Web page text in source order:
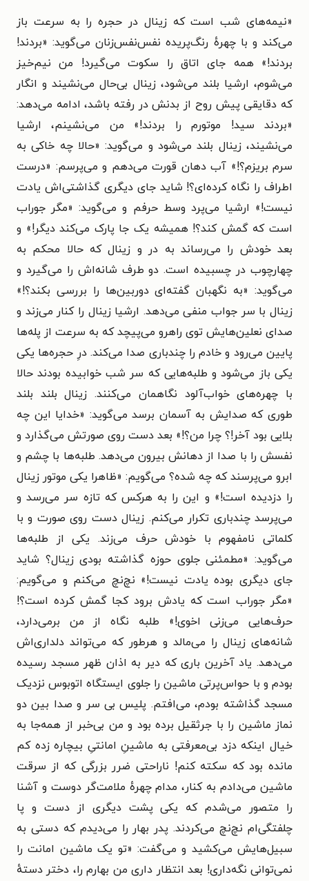
«نیمه‌های شب است که زینال در حجره را به سرعت باز
می‌کند و با چهرهٔ رنگ‌پریده نفس‌نفس‌زنان می‌گوید: «بردند!
بردند!» همه جای اتاق را سکوت می‌گیرد! من نیم‌خیز
می‌شوم، ارشیا بلند می‌شود، زینال بی‌حال می‌نشیند و انگار
که دقایقی پیش روح از بدنش در رفته باشد، ادامه می‌دهد:
«بردند سید! موتورم را بردند!» من می‌نشینم، ارشیا
می‌نشیند، زینال بلند می‌شود و می‌گوید: «حالا چه خاکی به
سرم بریزم؟!» آب دهان قورت می‌دهم و می‌پرسم: «درست
اطراف را نگاه کرده‌ای؟! شاید جای دیگری گذاشتی‌اش یادت
نیست!» ارشیا می‌پرد وسط حرفم و می‌گوید: «مگر جوراب
است که گمش کند؟! همیشه یک جا پارک می‌کند دیگر!» و
بعد خودش را می‌رساند به در و زینال که حالا محکم به
چهارچوب در چسبیده است. دو طرف شانه‌اش را می‌گیرد و
می‌گوید: «به نگهبان گفته‌ای دوربین‌ها را بررسی بکند؟!»
زینال با سر جواب منفی می‌دهد. ارشیا زینال را کنار می‌زند و
صدای نعلین‌هایش توی راهرو می‌پیچد که به سرعت از پله‌ها
پایین می‌رود و خادم را چندباری صدا می‌کند. درِ حجره‌ها یکی
یکی باز می‌شود و طلبه‌هایی که سر شب خوابیده بودند حالا
با چهره‌های خواب‌آلود نگاهمان می‌کنند. زینال بلند بلند
طوری که صدایش به آسمان برسد می‌گوید: «خدایا این چه
بلایی بود آخر!؟ چرا من؟!» بعد دست روی صورتش می‌گذارد و
نفسش را با صدا از دهانش بیرون می‌دهد. طلبه‌ها با چشم و
ابرو می‌پرسند که چه شده؟ می‌گویم: «ظاهرا یکی موتور زینال
را دزدیده است!» و این را به هرکس که تازه سر می‌رسد و
می‌پرسد چندباری تکرار می‌کنم. زینال دست روی صورت و با
کلماتی نامفهوم با خودش حرف می‌زند. یکی از طلبه‌ها
می‌گوید: «مطمئنی جلوی حوزه گذاشته بودی زینال؟ شاید
جای دیگری بوده یادت نیست!» نچ‌نچ می‌کنم و می‌گویم:
«مگر جوراب است که یادش برود کجا گمش کرده است؟!
حرف‌هایی می‌زنی اخوی!» طلبه نگاه از من برمی‌دارد،
شانه‌های زینال را می‌مالد و هرطور که می‌تواند دلداری‌اش
می‌دهد. یاد آخرین باری که دیر به اذان ظهر مسجد رسیده
بودم و با حواس‌پرتی ماشین را جلوی ایستگاه اتوبوس نزدیک
مسجد گذاشته بودم، می‌افتم. پلیس بی سر و صدا بین دو
نماز ماشین را با جرثقیل برده بود و من بی‌خبر از همه‌جا به
خیال اینکه دزد بی‌معرفتی به ماشینِ امانتیِ بیچاره زده کم
مانده بود که سکته کنم! ناراحتی ضرر بزرگی که از سرقت
ماشین می‌دادم به کنار، مدام چهرهٔ ملامت‌گر دوست و آشنا
را متصور می‌شدم که یکی پشت دیگری از دست و پا
چلفتگی‌ام نچ‌نچ می‌کردند. پدر بهار را می‌دیدم که دستی به
سبیل‌هایش می‌کشید و می‌گفت: «تو یک ماشین امانت را
نمی‌توانی نگه‌داری! بعد انتظار داری من بهارم را، دختر دستهٔ